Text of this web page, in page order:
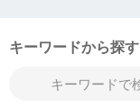
キーワードから探す